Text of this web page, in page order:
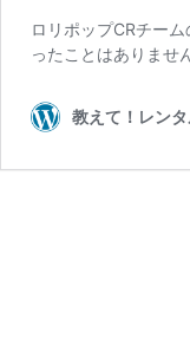
ロリポップCRチー
ったことはありませ
教えて！レン